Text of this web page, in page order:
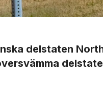
delstaten